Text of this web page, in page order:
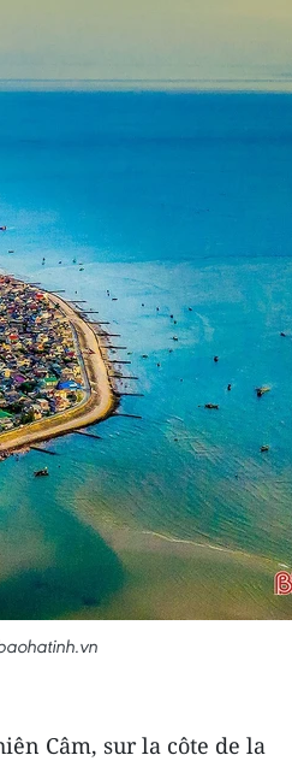
Câm, sur la côte de la